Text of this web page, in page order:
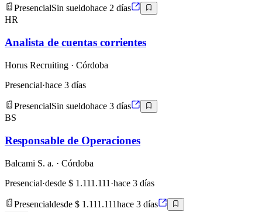
PresencialSin sueldohace 2 días
HR
Analista de cuentas corrientes
Horus Recruiting · Córdoba
Presencial·hace 3 días
PresencialSin sueldohace 3 días
BS
Responsable de Operaciones
Balcami S. a. · Córdoba
Presencial·desde $ 1.111.111 ·hace 3 días
Presencialdesde $ 1.111.111hace 3 días